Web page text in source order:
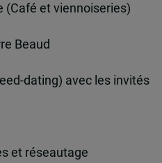
(Café et viennoiseries)
Beaud
dating) avec les invités
et réseautage